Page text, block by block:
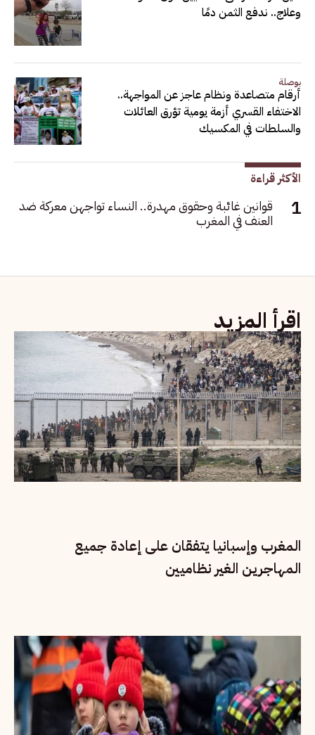
وعلاج.. ندفع الثمن دمًا
بوصلة
أرقام متصاعدة ونظام عاجز عن المواجهة..
الاختفاء القسري أزمة يومية تؤرق العائلات
والسلطات في المكسيك
الأكثر قراءة
قوانين غائبة وحقوق مهدرة.. النساء تواجهن معركة ضد
العنف في المغرب
اقرأ المزيد
المغرب وإسبانيا يتفقان على إعادة جميع
المهاجرين الغير نظاميين